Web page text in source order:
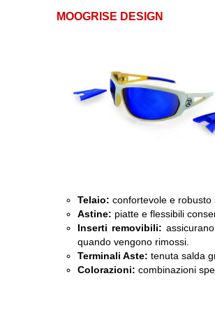
MOOGRISE DESIGN
Telaio: confortevole e robusto
Astine: piatte e flessibili
Inserti removibili:
quando vengono rimossi.
Terminali Aste: tenuta salda
Colorazioni: combinazioni